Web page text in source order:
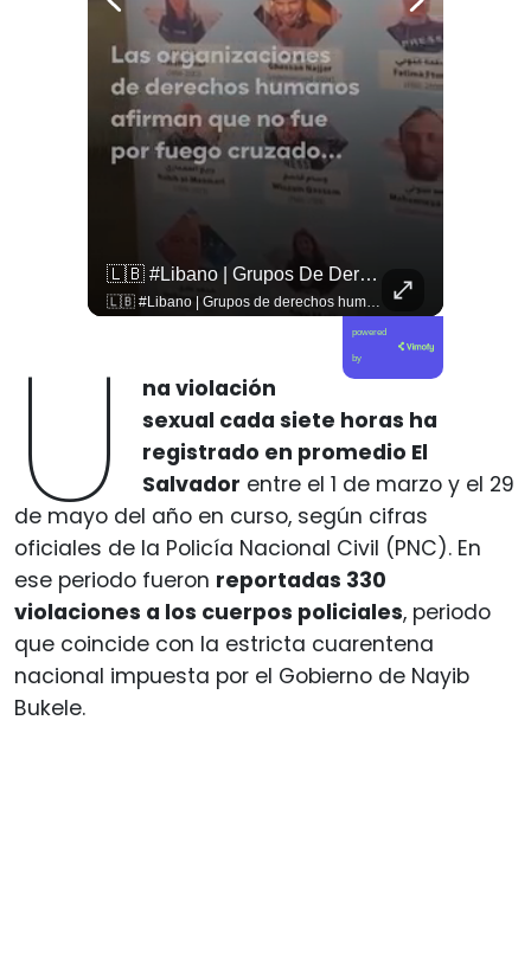
🇱🇧 #Libano | Grupos De Derechos Humanos Presentan Pruebas Sobre El Asesinato De La Periodista Libanesa Amal Khalil, Asesinada Por Israel.
🇱🇧 #Libano | Grupos de derechos humanos presentan pruebas sobre el asesinato de la periodista libanesa Amal Khalil, asesinada por Israel.
powered
by
U
na violación
sexual cada siete horas ha
registrado en promedio El
Salvador entre el 1 de marzo y el 29
de mayo del año en curso, según cifras
oficiales de la Policía Nacional Civil (PNC). En
ese periodo fueron reportadas 330
violaciones a los cuerpos policiales, periodo
que coincide con la estricta cuarentena
nacional impuesta por el Gobierno de Nayib
Bukele.